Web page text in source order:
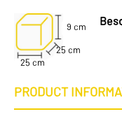
9 cm
25 cm
25 cm
PRODUCT